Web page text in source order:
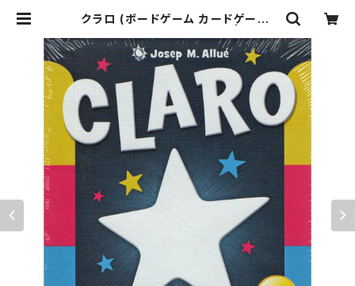
クラロ (ボードゲーム カードゲーム)
ゲームズ